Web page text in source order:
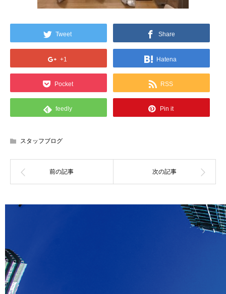
Tweet Share
+1 Hatena
Pocket RSS
feedly Pin it
スタッフブログ